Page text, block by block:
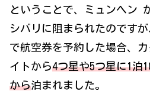
ということで、ミュンヘン
シバリに阻まられたのです
で航空券を予約した場合、
イトから4つ星や5つ星に1泊
から泊まれました。